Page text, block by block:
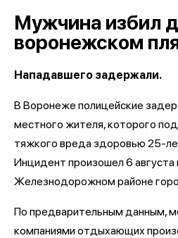
Мужчина избил
воронежском
Нападавшего задержали.
В Воронеже полицейские
местного жителя, которого
тяжкого вреда здоровью 25-
Инцидент произошел 6 августа
Железнодорожном районе
По предварительным данным,
компаниями отдыхающих